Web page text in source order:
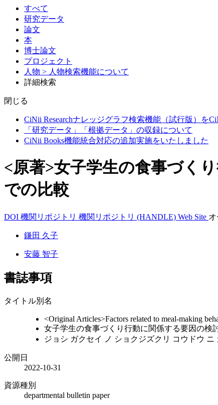
すべて
研究データ
論文
本
博士論文
プロジェクト
人物 > 人物検索機能について
詳細検索
閉じる
CiNii Researchナレッジグラフ検索機能（試行版）を
「研究データ」「根拠データ」の収録について
CiNii Books機能統合対応の追加実施をいたしました
<原著>女子学生の食事づく
での比較
DOI 機関リポジトリ 機関リポジトリ (HANDLE) Web Site
鎌田 久子
安藤 智子
書誌事項
タイトル別名
<Original Articles>Factors related to meal-making
女子学生の食事づくり行動に関係する要因の検
ジョシ ガクセイ ノ ショクジズクリ コウドウ
公開日
2022-10-31
資源種別
departmental bulletin paper